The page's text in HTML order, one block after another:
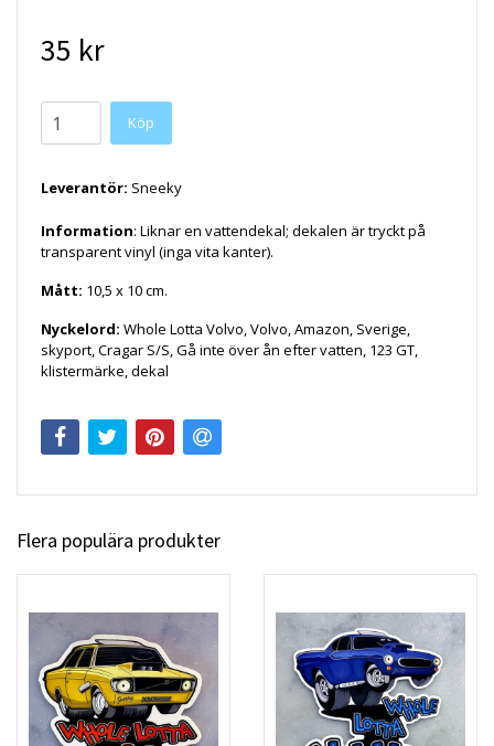
35 kr
Köp
Leverantör: Sneeky
Information: Liknar en vattendekal; dekalen är tryckt på
transparent vinyl (inga vita kanter).
Mått: 10,5 x 10 cm.
Nyckelord: Whole Lotta Volvo, Volvo, Amazon, Sverige,
skyport, Cragar S/S, Gå inte över ån efter vatten, 123 GT,
klistermärke, dekal
Flera populära produkter